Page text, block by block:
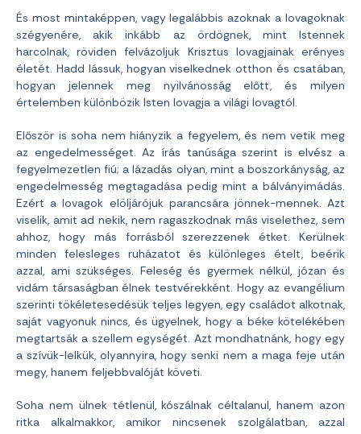
És most mintaképpen, vagy legalábbis azoknak a lovagoknak
szégyenére, akik inkább az ördögnek, mint Istennek
harcolnak, röviden felvázoljuk Krisztus lovagjainak erényes
életét. Hadd lássuk, hogyan viselkednek otthon és csatában,
hogyan jelennek meg nyilvánosság előtt, és milyen
értelemben különbözik Isten lovagja a világi lovagtól.
Először is soha nem hiányzik a fegyelem, és nem vetik meg
az engedelmességet. Az írás tanúsága szerint is elvész a
fegyelmezetlen fiú; a lázadás olyan, mint a boszorkányság, az
engedelmesség megtagadása pedig mint a bálványimádás.
Ezért a lovagok elöljárójuk parancsára jönnek-mennek. Azt
viselik, amit ad nekik, nem ragaszkodnak más viselethez, sem
ahhoz, hogy más forrásból szerezzenek étket. Kerülnek
minden felesleges ruházatot és különleges ételt, beérik
azzal, ami szükséges. Feleség és gyermek nélkül, józan és
vidám társaságban élnek testvérekként. Hogy az evangélium
szerinti tökéletesedésük teljes legyen, egy családot alkotnak,
saját vagyonuk nincs, és ügyelnek, hogy a béke kötelékében
megtartsák a szellem egységét. Azt mondhatnánk, hogy egy
a szívük-lelkük, olyannyira, hogy senki nem a maga feje után
megy, hanem feljebbvalóját követi.
Soha nem ülnek tétlenül, kószálnak céltalanul, hanem azon
ritka alkalmakkor, amikor nincsenek szolgálatban, azzal